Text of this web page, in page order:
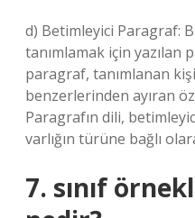
d) Betimleyici Paragraf:
tanımlamak için yazılan
paragraf, tanımlanan
benzerlerinden ayıran
Paragrafın dili,
varlığın türüne bağlı
7. sınıf